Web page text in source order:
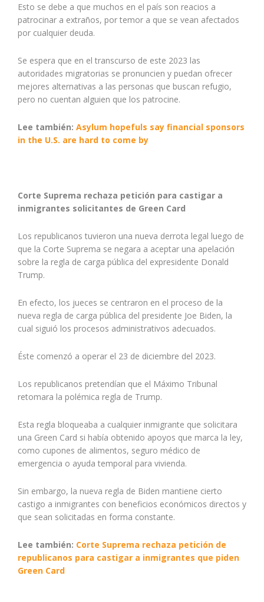
Esto se debe a que muchos en el país son reacios a
patrocinar a extraños, por temor a que se vean afectados
por cualquier deuda.
Se espera que en el transcurso de este 2023 las
autoridades migratorias se pronuncien y puedan ofrecer
mejores alternativas a las personas que buscan refugio,
pero no cuentan alguien que los patrocine.
Lee también: Asylum hopefuls say financial sponsors
in the U.S. are hard to come by
Corte Suprema rechaza petición para castigar a
inmigrantes solicitantes de Green Card
Los republicanos tuvieron una nueva derrota legal luego de
que la Corte Suprema se negara a aceptar una apelación
sobre la regla de carga pública del expresidente Donald
Trump.
En efecto, los jueces se centraron en el proceso de la
nueva regla de carga pública del presidente Joe Biden, la
cual siguió los procesos administrativos adecuados.
Éste comenzó a operar el 23 de diciembre del 2023.
Los republicanos pretendían que el Máximo Tribunal
retomara la polémica regla de Trump.
Esta regla bloqueaba a cualquier inmigrante que solicitara
una Green Card si había obtenido apoyos que marca la ley,
como cupones de alimentos, seguro médico de
emergencia o ayuda temporal para vivienda.
Sin embargo, la nueva regla de Biden mantiene cierto
castigo a inmigrantes con beneficios económicos directos y
que sean solicitadas en forma constante.
Lee también: Corte Suprema rechaza petición de
republicanos para castigar a inmigrantes que piden
Green Card